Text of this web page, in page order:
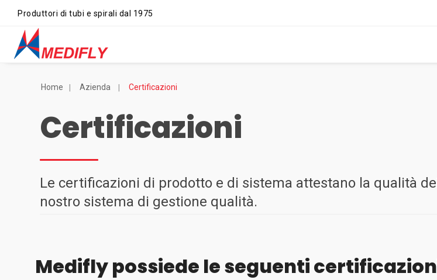
Produttori di tubi e spirali dal 1975
Home Azienda Certificazioni
Certificazioni
Le certificazioni di prodotto e di sistema attestano la qualità
nostro sistema di gestione qualità.
Medifly possiede le seguenti